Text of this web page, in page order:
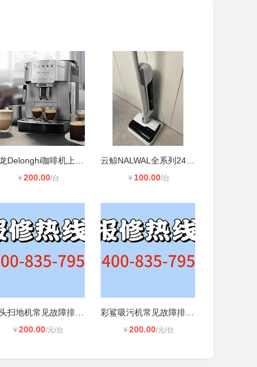
￥ 200.00/台 ￥ 100.00/台
￥ 200.00/元/台 ￥ 200.00/元/台